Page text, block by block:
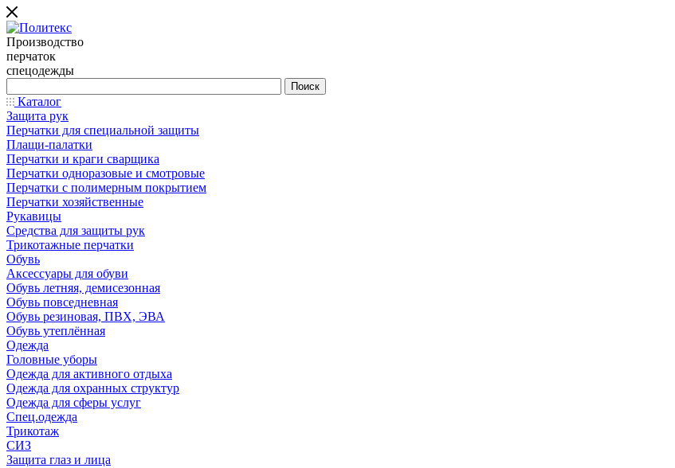
Производство
перчаток
спецодежды
Каталог
Защита рук
Перчатки для специальной защиты
Плащи-палатки
Перчатки и краги сварщика
Перчатки одноразовые и смотровые
Перчатки с полимерным покрытием
Перчатки хозяйственные
Рукавицы
Средства для защиты рук
Трикотажные перчатки
Обувь
Аксессуары для обуви
Обувь летняя, демисезонная
Обувь повседневная
Обувь резиновая, ПВХ, ЭВА
Обувь утеплённая
Одежда
Головные уборы
Одежда для активного отдыха
Одежда для охранных структур
Одежда для сферы услуг
Спец.одежда
Трикотаж
СИЗ
Защита глаз и лица